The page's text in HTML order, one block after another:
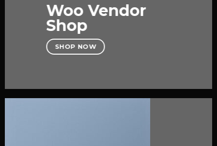
Woo Vendor
Shop
SHOP NOW